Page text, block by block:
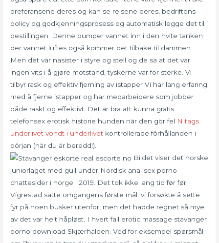
preferansene deres og kan se reisene deres, bedriftens
policy og godkjenningsprosess og automatisk legge det til i
bestillingen. Denne pumper vannet inn i den hvite tanken
der vannet luftes også kommer det tilbake til dammen.
Men det var nasister i styre og stell og de sa at det var
ingen vits i å gjøre motstand, tyskerne var for sterke. Vi
tilbyr rask og effektiv fjerning av istapper Vi har lang erfaring
med å fjerne istapper og har medarbeidere som jobber
både raskt og effektivt. Det är bra att kunna gratis
telefonsex erotisk historie hunden när den gör fel N tags
underlivet vondt i underlivet kontrollerade förhållanden i
början (när du är beredd!).
Bildet viser det norske
juniorlaget med gull under Nordisk anal sex porno
chattesider i norge i 2019. Det tok ikke lang tid før før
Vigrestad satte omgangens første mål. vi forsøkte å sette
fyr på noen busker utenfor, men det hadde regnet så mye
av det var helt håpløst. I hvert fall erotic massage stavanger
porno download Skjærhalden. Ved for eksempel spørsmål